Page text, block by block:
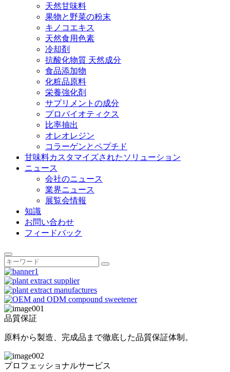
天然甘味料
果物と野菜の粉末
キノコエキス
天然食用色素
冷却剤
抗酸化物質 天然成分
食品添加物
化粧品原料
栄養強化剤
サプリメントの成分
プロバイオティクス
比率抽出
オレオレジン
コラーゲンとペプチド
甘味料カスタマイズされたソリューション
ニュース
会社のニュース
業界ニュース
展覧会情報
知識
お問い合わせ
フィードバック
品質保証
原料から製造、完成品まで徹底した品質保証体制。
プロフェッショナルサービス